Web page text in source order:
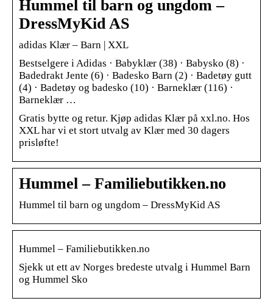
Hummel til barn og ungdom –
DressMyKid AS
adidas Klær – Barn | XXL
Bestselgere i Adidas · Babyklær (38) · Babysko (8) ·
Badedrakt Jente (6) · Badesko Barn (2) · Badetøy gutt
(4) · Badetøy og badesko (10) · Barneklær (116) ·
Barneklær …
Gratis bytte og retur. Kjøp adidas Klær på xxl.no. Hos
XXL har vi et stort utvalg av Klær med 30 dagers
prisløfte!
Hummel – Familiebutikken.no
Hummel til barn og ungdom – DressMyKid AS
Hummel – Familiebutikken.no
Sjekk ut ett av Norges bredeste utvalg i Hummel Barn
og Hummel Sko